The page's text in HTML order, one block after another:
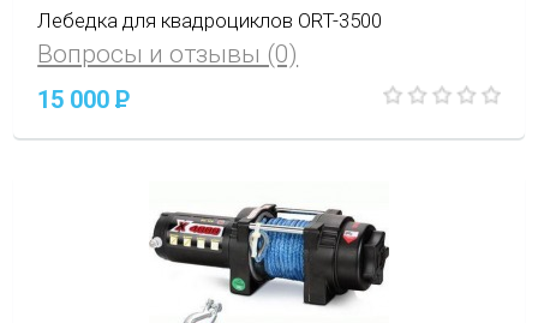
Лебедка для квадроциклов ORT-3500
Вопросы и отзывы (0)
15 000P